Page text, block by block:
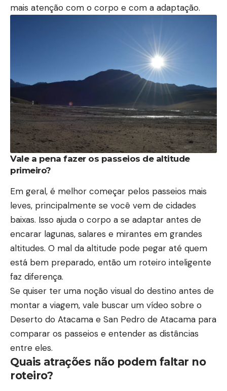
mais atenção com o corpo e com a adaptação.
Vale a pena fazer os passeios de altitude
primeiro?
Em geral, é melhor começar pelos passeios mais
leves, principalmente se você vem de cidades
baixas. Isso ajuda o corpo a se adaptar antes de
encarar lagunas, salares e mirantes em grandes
altitudes. O mal da altitude pode pegar até quem
está bem preparado, então um roteiro inteligente
faz diferença.
Se quiser ter uma noção visual do destino antes de
montar a viagem, vale buscar um vídeo sobre o
Deserto do Atacama e San Pedro de Atacama para
comparar os passeios e entender as distâncias
entre eles.
Quais atrações não podem faltar no
roteiro?